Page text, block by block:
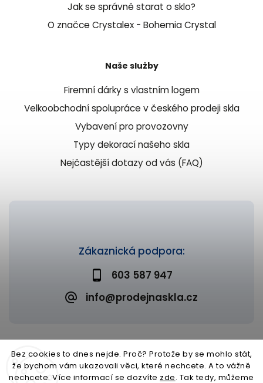
Bez cookies to dnes nejde. Proč? Protože by se mohlo stát,
že bychom vám ukazovali věci, které nechcete. A to vážně
nechcete. Více informací se dozvíte zde. Tak tedy, můžeme
Zákaznická podpora:
603 587 947
info@prodejnaskla.cz
Jak se správně starat o sklo?
O značce Crystalex - Bohemia Crystal
Naše služby
Firemní dárky s vlastním logem
Velkoobchodní spolupráce v českého prodeji skla
Vybavení pro provozovny
Typy dekorací našeho skla
Nejčastější dotazy od vás (FAQ)
Copyright 2026Prodejna skla. Všechna práva vyhrazena.